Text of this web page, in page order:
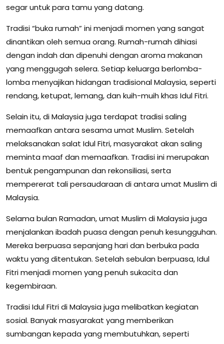
segar untuk para tamu yang datang.
Tradisi “buka rumah” ini menjadi momen yang sangat
dinantikan oleh semua orang. Rumah-rumah dihiasi
dengan indah dan dipenuhi dengan aroma makanan
yang menggugah selera. Setiap keluarga berlomba-
lomba menyajikan hidangan tradisional Malaysia, seperti
rendang, ketupat, lemang, dan kuih-muih khas Idul Fitri.
Selain itu, di Malaysia juga terdapat tradisi saling
memaafkan antara sesama umat Muslim. Setelah
melaksanakan salat Idul Fitri, masyarakat akan saling
meminta maaf dan memaafkan. Tradisi ini merupakan
bentuk pengampunan dan rekonsiliasi, serta
mempererat tali persaudaraan di antara umat Muslim di
Malaysia.
Selama bulan Ramadan, umat Muslim di Malaysia juga
menjalankan ibadah puasa dengan penuh kesungguhan.
Mereka berpuasa sepanjang hari dan berbuka pada
waktu yang ditentukan. Setelah sebulan berpuasa, Idul
Fitri menjadi momen yang penuh sukacita dan
kegembiraan.
Tradisi Idul Fitri di Malaysia juga melibatkan kegiatan
sosial. Banyak masyarakat yang memberikan
sumbangan kepada yang membutuhkan, seperti